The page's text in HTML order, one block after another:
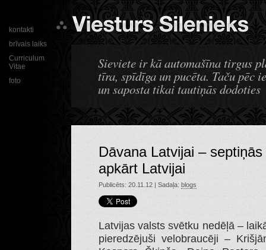
Sieviete ir kā automašīna tirgus
tīra, spīdīga un pucēta. Taču pēc
un saposta tikai tautiņās dodoties
kontakti
brīvais laiks
Curriculum
Vitae
foto
Dāvana Latvijai –
apkārt Latvijai
Publicēts: 20.11.12 | Sadaļa: blogs
Latvijas valsts svētku nedēļā –
pieredzējuši velobraucēji –